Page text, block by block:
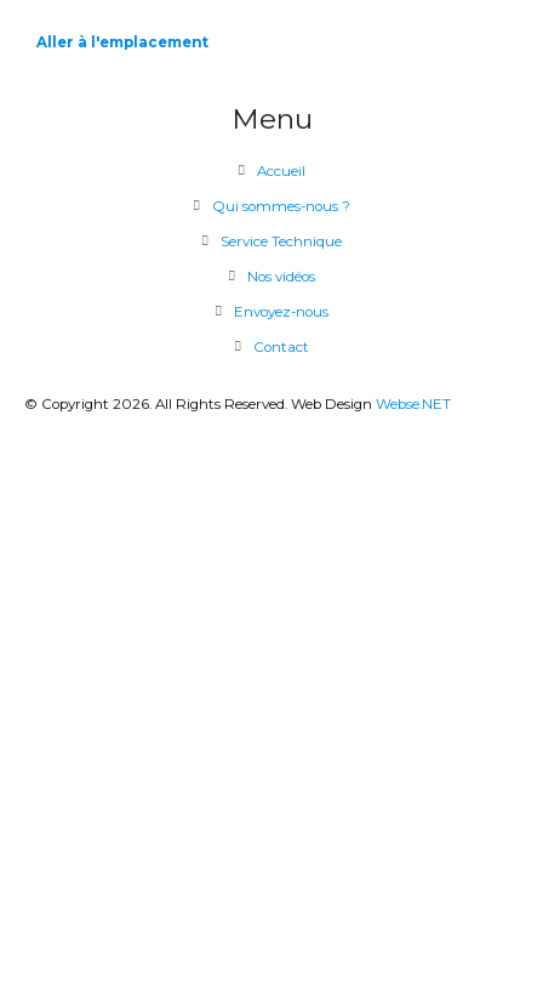
Aller à l'emplacement
Menu
Accueil
Qui sommes-nous ?
Service Technique
Nos vidéos
Envoyez-nous
Contact
© Copyright 2026. All Rights Reserved. Web Design Webse.NET